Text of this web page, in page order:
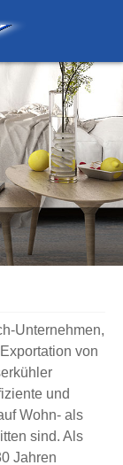
Unternehmen,
von
und
Wohn- als
sind. Als
Jahren